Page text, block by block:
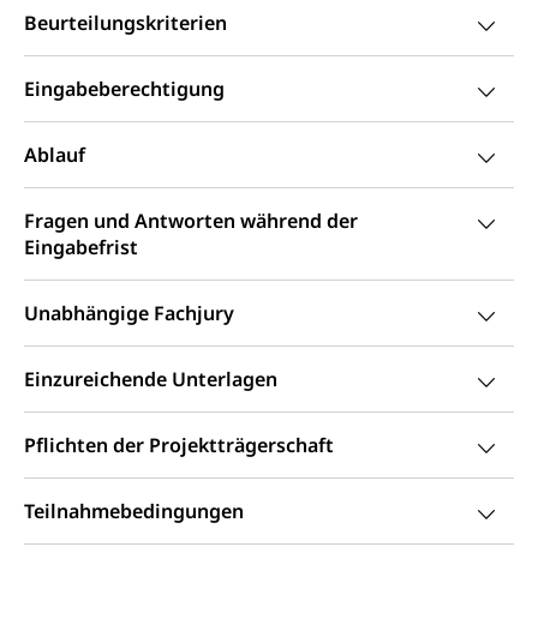
Beurteilungskriterien
Eingabeberechtigung
Ablauf
Fragen und Antworten während der
Eingabefrist
Unabhängige Fachjury
Einzureichende Unterlagen
Pflichten der Projektträgerschaft
Teilnahmebedingungen
Zivilschutz
Staat und Recht
Gleichstellung von Frau und Mann
Diskriminierung, Gleichstellungsbüro, Mobbing
Gleichstellung aller Geschlechter und
Lebensformen
Gleichstellung Menschen mit
Behinderungen
Schlichtungsbehörde Gleichstellung
Zivilverfahren
Zivilrecht, Zivilrechtspflege, Gerichtsverfahren
Bezirksgerichte: Aufgaben und Verfahren
Kosten im Zivilprozess
Betreibung und Konkurs
Bankrott, Schulden, Zahlungsunfähigkeit, Pfändung
Schulden (gruezi.lu.ch)
Betreibungsämter
Betreibungsverfahren
Demokratie
Regierungsform, Stimm- und Wahlrecht,
Stimmrecht, Abstimmungen, Wahlen, politische
Parteien, Grundfreiheiten, Pluralismus